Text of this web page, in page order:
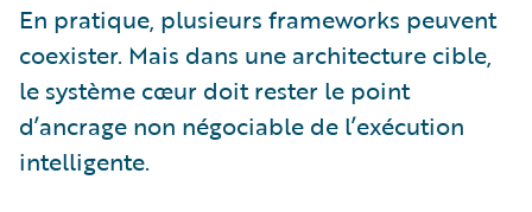
En pratique, plusieurs frameworks peuvent
coexister. Mais dans une architecture cible,
le système cœur doit rester le point
d’ancrage non négociable de l’exécution
intelligente.